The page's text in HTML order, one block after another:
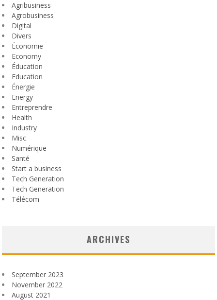
Agribusiness
Agrobusiness
Digital
Divers
Économie
Economy
Éducation
Education
Énergie
Energy
Entreprendre
Health
Industry
Misc
Numérique
Santé
Start a business
Tech Generation
Tech Generation
Télécom
ARCHIVES
September 2023
November 2022
August 2021